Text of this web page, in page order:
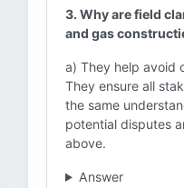
3. Why are field
and gas
a) They help avoid
They ensure all
the same
potential disputes
above.
Answer